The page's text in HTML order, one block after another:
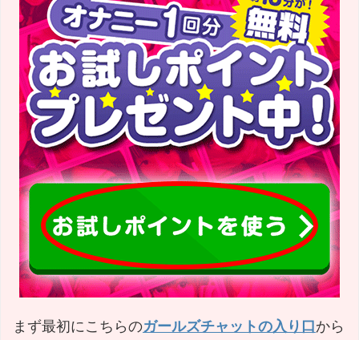
まず最初にこちらのガールズチャットの入り口から